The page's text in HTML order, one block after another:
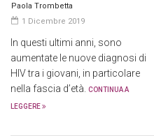
Paola Trombetta
1 Dicembre 2019
In questi ultimi anni, sono
aumentate le nuove diagnosi di
HIV tra i giovani, in particolare
nella fascia d’età.
CONTINUA A
LEGGERE